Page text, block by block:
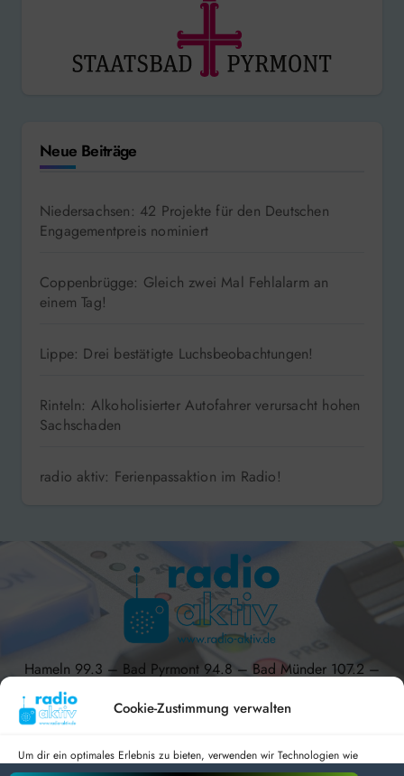
Cookie-Zustimmung verwalten
Um dir ein optimales Erlebnis zu bieten, verwenden wir Technologien wie
Cookies, um Geräteinformationen zu speichern und/oder darauf zuzugreifen.
Neue Beiträge
Niedersachsen: 42 Projekte für den Deutschen
Engagementpreis nominiert
Coppenbrügge: Gleich zwei Mal Fehlalarm an
einem Tag!
Lippe: Drei bestätigte Luchsbeobachtungen!
Rinteln: Alkoholisierter Autofahrer verursacht hohen
Sachschaden
radio aktiv: Ferienpassaktion im Radio!
Hameln 99.3 – Bad Pyrmont 94.8 – Bad Münder 107.2 –
DAB+ 9C